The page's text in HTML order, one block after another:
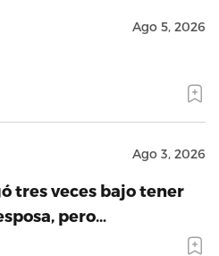
Ago 5, 2026
Ago 3, 2026
tres veces bajo tener
pero…